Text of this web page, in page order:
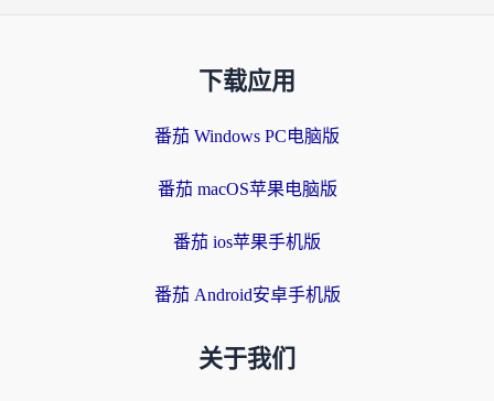
下载应用
番茄 Windows PC电脑版
番茄 macOS苹果电脑版
番茄 ios苹果手机版
番茄 Android安卓手机版
关于我们